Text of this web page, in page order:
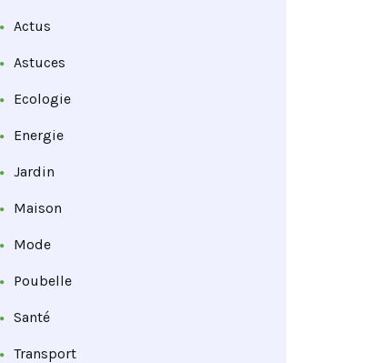
Actus
Astuces
Ecologie
Energie
Jardin
Maison
Mode
Poubelle
Santé
Transport